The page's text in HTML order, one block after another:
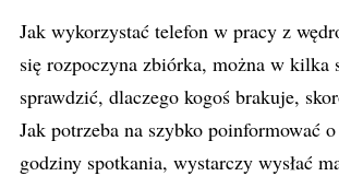
Jak wykorzystać telefon w pracy z
się rozpoczyna zbiórka, można w kilka
sprawdzić, dlaczego kogoś brakuje,
Jak potrzeba na szybko poinformować
godziny spotkania, wystarczy wysłać